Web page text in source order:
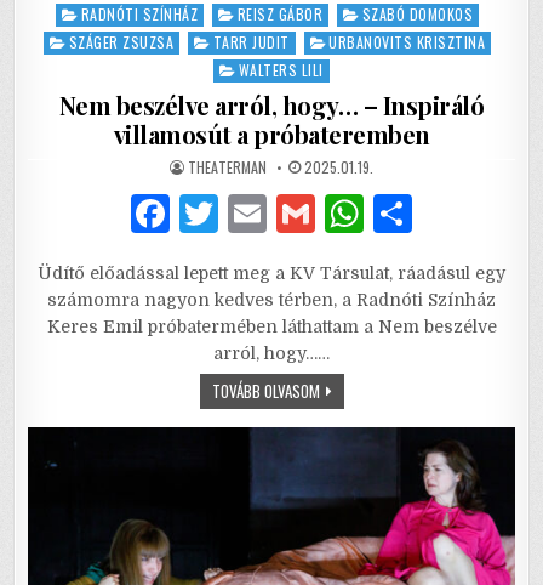
inRADNÓTI SZÍNHÁZ
REISZ GÁBOR
SZABÓ DOMOKOS
SZÁGER ZSUZSA
TARR JUDIT
URBANOVITS KRISZTINA
WALTERS LILI
Nem beszélve arról, hogy… – Inspiráló
villamosút a próbateremben
AUTHOR:
THEATERMAN PUBLISHED
DATE:
2025.01.19.
F
c
e
b
T
it
te
r
E
ai
l
G
ai
l
W
at
s
ar
e
Üdítő előadással lepett meg a KV Társulat, ráadásul egy
számomra nagyon kedves térben, a Radnóti Színház
Keres Emil próbatermében láthattam a Nem beszélve
arról, hogy……
TOVÁBB OLVASOMNEM
BESZÉLVE
A
PRÓBATEREMBEN